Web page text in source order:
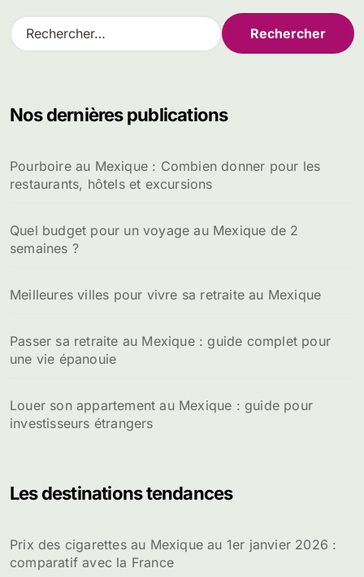
R
e
r
e
r
Nos dernières publications
Pourboire au Mexique : Combien donner pour les
restaurants, hôtels et excursions
Quel budget pour un voyage au Mexique de 2
semaines ?
Meilleures villes pour vivre sa retraite au Mexique
Passer sa retraite au Mexique : guide complet pour
une vie épanouie
Louer son appartement au Mexique : guide pour
investisseurs étrangers
Les destinations tendances
Prix des cigarettes au Mexique au 1er janvier 2026 :
comparatif avec la France